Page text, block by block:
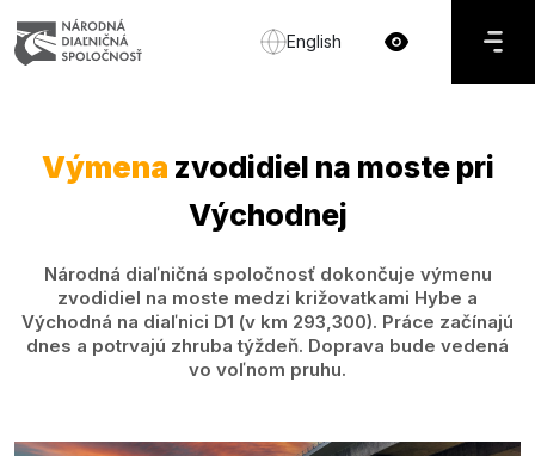
English
Výmena zvodidiel na moste pri
Východnej
Národná diaľničná spoločnosť dokončuje výmenu
zvodidiel na moste medzi križovatkami Hybe a
Východná na diaľnici D1 (v km 293,300). Práce začínajú
dnes a potrvajú zhruba týždeň. Doprava bude vedená
vo voľnom pruhu.